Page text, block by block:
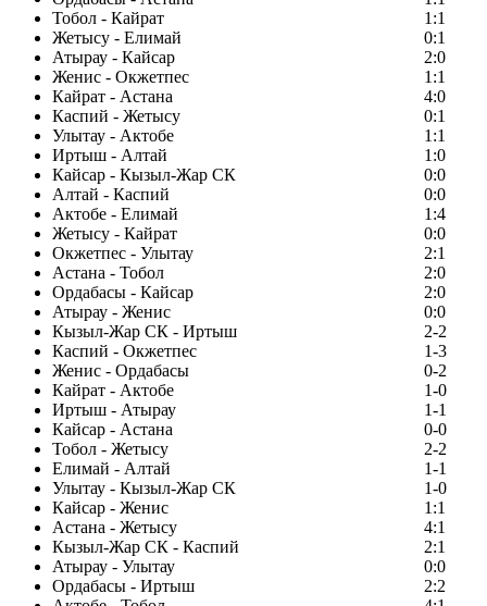
Тобол - Кайрат
1:1
Жетысу - Елимай
0:1
Атырау - Кайсар
2:0
Женис - Окжетпес
1:1
Кайрат - Астана
4:0
Каспий - Жетысу
0:1
Улытау - Актобе
1:1
Иртыш - Алтай
1:0
Кайсар - Кызыл-Жар СК
0:0
Алтай - Каспий
0:0
Актобе - Елимай
1:4
Жетысу - Кайрат
0:0
Окжетпес - Улытау
2:1
Астана - Тобол
2:0
Ордабасы - Кайсар
2:0
Атырау - Женис
0:0
Кызыл-Жар СК - Иртыш
2-2
Каспий - Окжетпес
1-3
Женис - Ордабасы
0-2
Кайрат - Актобе
1-0
Иртыш - Атырау
1-1
Кайсар - Астана
0-0
Тобол - Жетысу
2-2
Елимай - Алтай
1-1
Улытау - Кызыл-Жар СК
1-0
Кайсар - Женис
1:1
Астана - Жетысу
4:1
Кызыл-Жар СК - Каспий
2:1
Атырау - Улытау
0:0
Ордабасы - Иртыш
2:2